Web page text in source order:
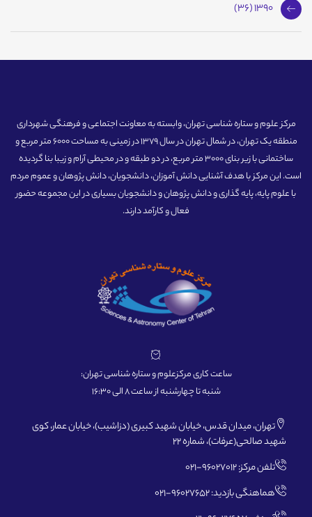
1390 (36)
مرکز علوم و ستاره شناسی تهران، وابسته به معاونت اجتماعی و فرهنگی شهرداری
منطقه یک تهران، در شمال تهران در سال 1379 در زمینی به مساحت 6000 متر مربع و
ساختمانی با زیر بنای 3000 متر مربع، در دو طبقه و در محیطی آرام و زیبا بنا گردیده
است. این مرکز با هدف آشنایی دانش آموزان، دانشجویان، دانش پژوهان و عموم مردم
با علوم پایه، پایه گذاری و دانش پژوهان و دانشجویان بسیاری در این مجموعه حضور
فعال و کارآمد دارند.
ساعت کاری مرکزعلوم و ستاره شناسی تهران:
شنبه تا چهارشنبه از ساعت 8 الی 16:30
تهران، میدان قدس، خیابان شهید کبیری (دزاشیب)، خیابان عمار، کوی
شهید صالحی(عرفات)، شماره 22
تلفن مرکز: 96027012-021
هماهنگی بازدید: 96027652-021